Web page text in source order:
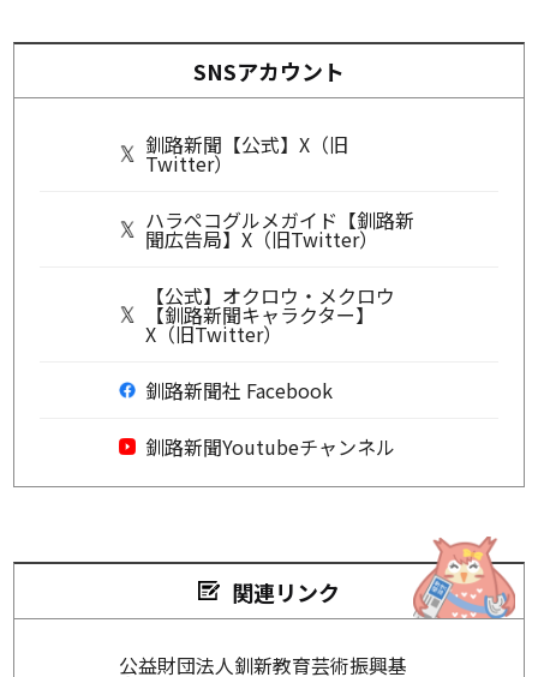
SNSアカウント
釧路新聞【公式】X（旧
Twitter）
ハラペコグルメガイド【釧路新
聞広告局】X（旧Twitter）
【公式】オクロウ・メクロウ
【釧路新聞キャラクター】
X（旧Twitter）
釧路新聞社 Facebook
釧路新聞Youtubeチャンネル
関連リンク
公益財団法人釧新教育芸術振興基